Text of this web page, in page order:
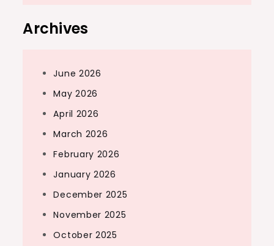
Archives
June 2026
May 2026
April 2026
March 2026
February 2026
January 2026
December 2025
November 2025
October 2025